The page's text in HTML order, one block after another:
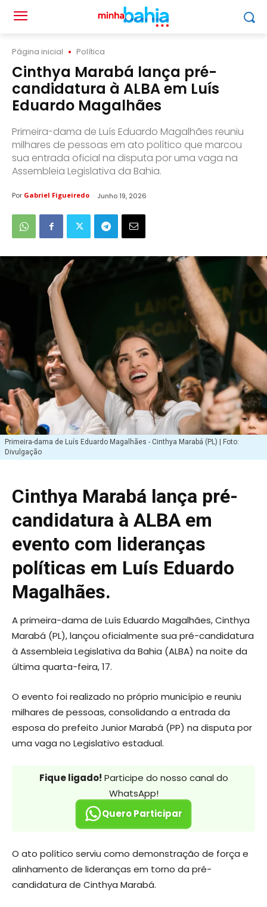
Página inicial Política
Cinthya Marabá lança pré-
candidatura à ALBA em Luís
Eduardo Magalhães
Primeira-dama de Luís Eduardo Magalhães reuniu
milhares de pessoas em ato político que marcou
sua entrada oficial na disputa por uma vaga na
Assembleia Legislativa da Bahia.
Por Gabriel Figueiredo Junho 19, 2026
Primeira-dama de Luís Eduardo Magalhães - Cinthya Marabá (PL) | Foto:
Divulgação
Cinthya Marabá lança pré-
candidatura à ALBA em
evento com lideranças
políticas em Luís Eduardo
Magalhães.
A primeira-dama de Luís Eduardo Magalhães, Cinthya
Marabá (PL), lançou oficialmente sua pré-candidatura
à Assembleia Legislativa da Bahia (ALBA) na noite da
última quarta-feira, 17.
O evento foi realizado no próprio município e reuniu
milhares de pessoas, consolidando a entrada da
esposa do prefeito Junior Marabá (PP) na disputa por
uma vaga no Legislativo estadual.
Fique ligado! Participe do nosso canal do
WhatsApp!
Quero Participar
O ato político serviu como demonstração de força e
alinhamento de lideranças em torno da pré-
candidatura de Cinthya Marabá.